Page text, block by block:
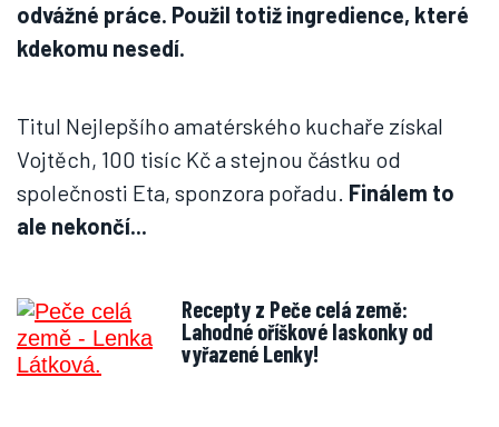
odvážné práce. Použil totiž ingredience, které
kdekomu nesedí.
Titul Nejlepšího amatérského kuchaře získal
Vojtěch, 100 tisíc Kč a stejnou částku od
společnosti Eta, sponzora pořadu. Finálem to
ale nekončí...
Recepty z Peče celá země:
Lahodné oříškové laskonky od
vyřazené Lenky!